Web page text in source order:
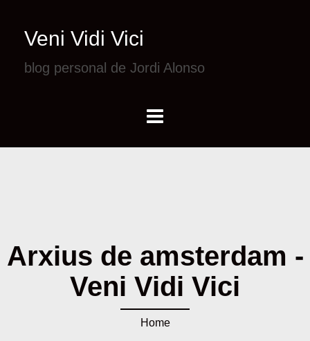
Veni Vidi Vici
blog personal de Jordi Alonso
Arxius de amsterdam -
Veni Vidi Vici
Home